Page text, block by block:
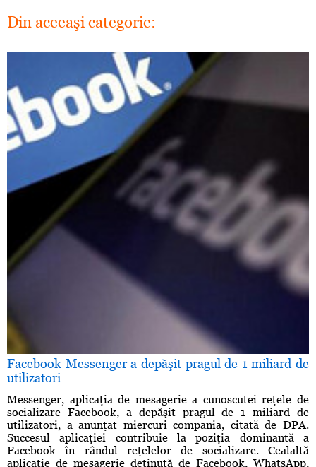
Din aceeaşi categorie:
Facebook Messenger a depăşit pragul de 1 miliard de
utilizatori
Messenger, aplicaţia de mesagerie a cunoscutei reţele de
socializare Facebook, a depăşit pragul de 1 miliard de
utilizatori, a anunţat miercuri compania, citată de DPA.
Succesul aplicaţiei contribuie la poziţia dominantă a
Facebook în rândul reţelelor de socializare. Cealaltă
aplicaţie de mesagerie deţinută de Facebook, WhatsApp,